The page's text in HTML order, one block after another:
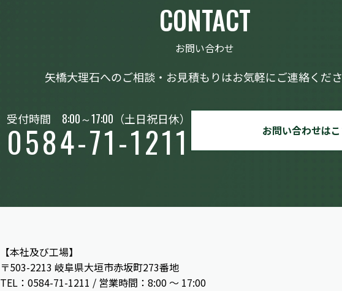
CONTACT
お問い合わせ
矢橋大理石へのご相談・お見積もりはお気軽にご連絡くだ
受付時間 8:00～17:00 （土日祝日休）
0584-71-1211 お問い合わせは
【本社及び工場】
〒503-2213 岐阜県大垣市赤坂町273番地
TEL：0584-71-1211 / 営業時間：8:00 ～ 17:00